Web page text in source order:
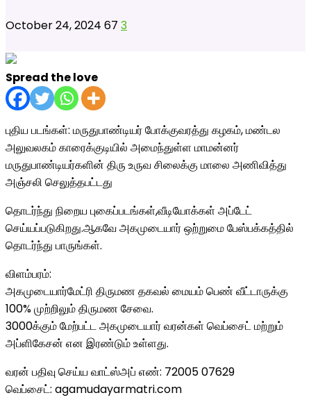
October 24, 2024 67 3
Spread the love
புதிய படங்கள்: மருதுபாண்டியர் போக்குவரத்து கழகம், மண்டல
அலுவலகம் காரைக்குடியில் அமைந்துள்ள மாமன்னர்
மருதுபாண்டியர்களின் திரு உருவ சிலைக்கு மாலை அணிவித்து
அஞ்சலி செலுத்தபட்டது
தொடர்ந்து நிறைய புகைப்படங்கள்,வீடியோக்கள் அப்டேட்
செய்யப்படுகிறது.ஆகவே அகமுடையார் ஒற்றுமை பேஸ்பக்கத்தில்
தொடர்ந்து பாருங்கள்.
விளம்பரம்:
அகமுடையார்மேட்ரி திருமண தகவல் மையம் பெண் வீட்டாருக்கு
100% முற்றிலும் திருமண சேவை.
3000க்கும் மேற்பட்ட அகமுடையார் வரன்கள் வெப்சைட் மற்றும்
அப்ளிகேசன் என இரண்டும் உள்ளது.
வரன் பதிவு செய்ய வாட்ஸ்அப் எண்: 72005 07629
வெப்சைட்: agamudayarmatri.com